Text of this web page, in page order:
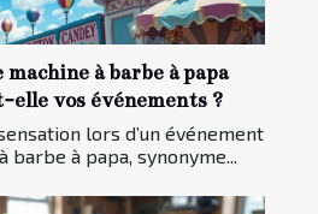
à barbe à papa
vos événements ?
lors d’un événement
barbe à papa, synonyme...